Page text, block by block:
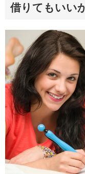
借りてもいい